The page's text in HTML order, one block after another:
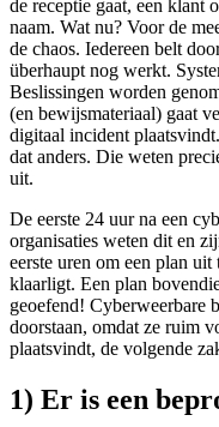
de receptie gaat, een klant
naam. Wat nu? Voor de
de chaos. Iedereen belt
überhaupt nog werkt.
Beslissingen worden
(en bewijsmateriaal) gaat
digitaal incident
dat anders. Die weten
uit.
De eerste 24 uur na een
organisaties weten dit en
eerste uren om een plan
klaarligt. Een plan
geoefend! Cyberweerbare
doorstaan, omdat ze ruim
plaatsvindt, de volgende
1) Er is een